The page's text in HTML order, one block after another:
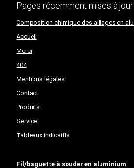
Pages récemment mises à jour
Composition chimique des alliages en
Accueil
Merci
404
Mentions légales
Contact
Produits
Service
Tableaux indicatifs
Fil/baguette à souder en aluminium